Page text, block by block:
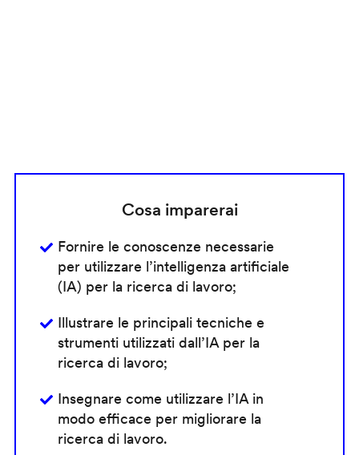
Cosa imparerai
Fornire le conoscenze necessarie
per utilizzare l’intelligenza artificiale
(IA) per la ricerca di lavoro;
Illustrare le principali tecniche e
strumenti utilizzati dall’IA per la
ricerca di lavoro;
Insegnare come utilizzare l’IA in
modo efficace per migliorare la
ricerca di lavoro.